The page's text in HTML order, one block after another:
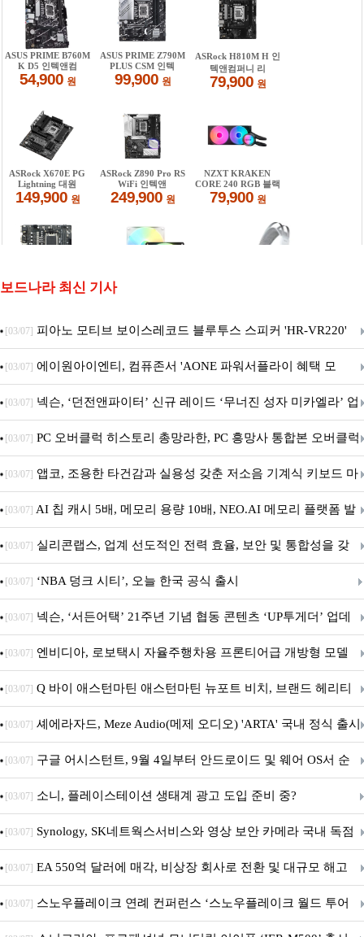
보드나라 최신 기사
[03/07] 피아노 모티브 보이스레코드 블루투스 스피커 'HR-VR220'
출시
[03/07] 에이원아이엔티, 컴퓨존서 'AONE 파워서플라이 혜택 모
음.ZIP' 이벤트 진행
[03/07] 넥슨, ‘던전앤파이터’ 신규 레이드 ‘무너진 성자 미카엘라’ 업
데이트!
[03/07] PC 오버클럭 히스토리 총망라한, PC 흥망사 통합본 오버클럭
특집(1-4편)
[03/07] 앱코, 조용한 타건감과 실용성 갖춘 저소음 기계식 키보드 마
우스 세트 'KM580' 출시
[03/07] AI 칩 캐시 5배, 메모리 용량 10배, NEO.AI 메모리 플랫폼 발
표
[03/07] 실리콘랩스, 업계 선도적인 전력 효율, 보안 및 통합성을 갖
춘 초저전력 블루투스 LE SoC ‘BG2B’ 공개
[03/07] ‘NBA 덩크 시티’, 오늘 한국 공식 출시
[03/07] 넥슨, ‘서든어택’ 21주년 기념 협동 콘텐츠 ‘UP투게더’ 업데
이트
[03/07] 엔비디아, 로보택시 자율주행차용 프론티어급 개방형 모델
‘알파마요 2 슈퍼’ 상업적 이용 가능
[03/07] Q 바이 애스턴마틴 애스턴마틴 뉴포트 비치, 브랜드 헤리티
지 담은 ‘헤리티지 에디션 컬렉션’ 공개
[03/07] 셰에라자드, Meze Audio(메제 오디오) 'ARTA' 국내 정식 출시
[03/07] 구글 어시스턴트, 9월 4일부터 안드로이드 및 웨어 OS서 순
차 서비스 종료
[03/07] 소니, 플레이스테이션 생태계 광고 도입 준비 중?
[03/07] Synology, SK네트웍스서비스와 영상 보안 카메라 국내 독점
판매 파트너십 체결
[03/07] EA 550억 달러에 매각, 비상장 회사로 전환 및 대규모 해고
전망
[03/07] 스노우플레이크 연례 컨퍼런스 ‘스노우플레이크 월드 투어